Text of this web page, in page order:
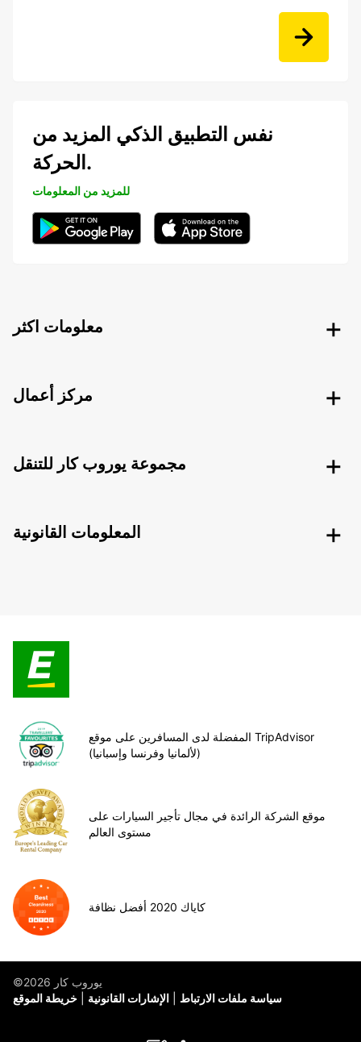
نفس التطبيق الذكي المزيد من
الحركة.
للمزيد من المعلومات
معلومات اكثر
مركز أعمال
مجموعة يوروب كار للتنقل
المعلومات القانونية
المفضلة لدى المسافرين على موقع TripAdvisor
(لألمانيا وفرنسا وإسبانيا)
موقع الشركة الرائدة في مجال تأجير السيارات على
مستوى العالم
كاياك 2020 أفضل نظافة
©يوروب كار 2026
خريطة الموقع
الإشارات القانونية سياسة ملفات الارتباط